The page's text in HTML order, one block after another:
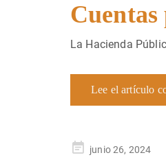
La Hacienda
Lee el artículo
Publicado
junio 26, 2024